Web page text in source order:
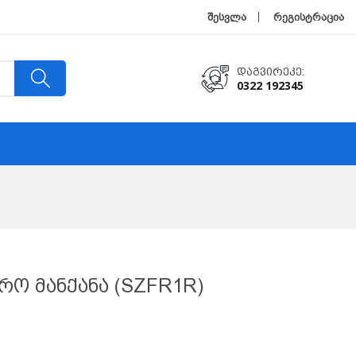
შესვლა რეგისტრაცია
Დაგვირეკე:
0322 192345
Მანქანა (SZFR1R)